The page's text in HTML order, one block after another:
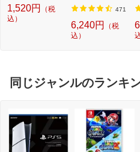
プシールセット ブ
ルー DYKTSBL
1,520円
（税
込）
471
6,240円
（税
込）
同じジャンルのランキ